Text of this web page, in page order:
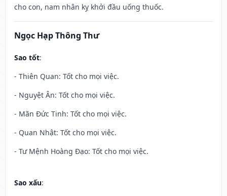
cho con, nam nhân kỵ khởi đầu uống thuốc.
Ngọc Hạp Thông Thư
Sao tốt:
- Thiên Quan: Tốt cho mọi việc.
- Nguyệt Ân: Tốt cho mọi việc.
- Mãn Đức Tinh: Tốt cho mọi việc.
- Quan Nhật: Tốt cho mọi việc.
- Tư Mệnh Hoàng Đạo: Tốt cho mọi việc.
Sao xấu: